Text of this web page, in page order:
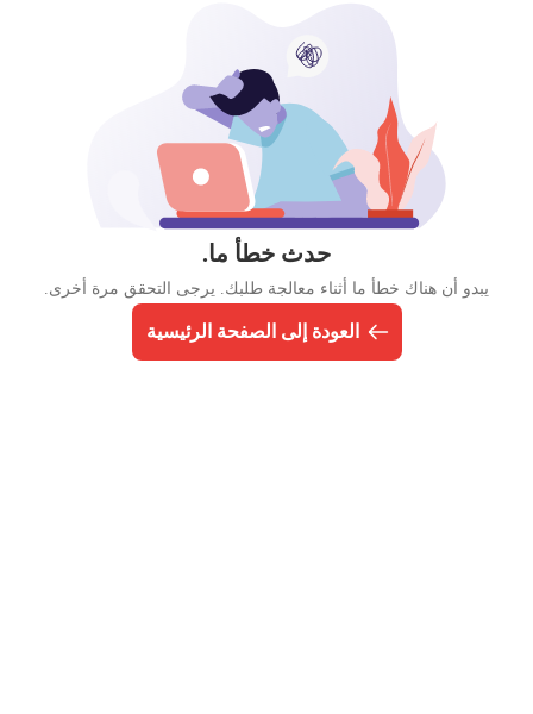
حدث خطأ ما.
يبدو أن هناك خطأ ما أثناء معالجة طلبك. يرجى التحقق مرة أخرى.
العودة إلى الصفحة الرئيسية